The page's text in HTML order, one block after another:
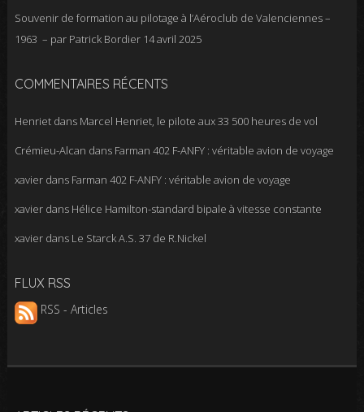
Souvenir de formation au pilotage à l’Aéroclub de Valenciennes –
1963 – par Patrick Bordier 14 avril 2025
COMMENTAIRES RÉCENTS
Henrietdans Marcel Henriet, le pilote aux 33 500 heures de vol
Crémieu-Alcan dans Farman 402 F-ANFY : véritable avion de voyage
xavierdans Farman 402 F-ANFY : véritable avion de voyage
xavierdans Hélice Hamilton-standard bipale à vitesse constante
xavierdans Le Starck A.S. 37 de R.Nickel
FLUX RSS
RSS - Articles